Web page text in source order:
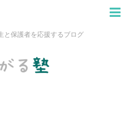
と保護者を応援するブログ